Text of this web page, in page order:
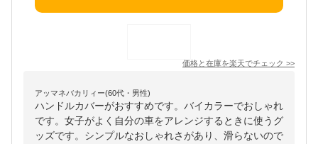
価格と在庫を楽天でチェック >>
アッマネバカリィー(60代・男性)
ハンドルカバーがおすすめです。バイカラーでおしゃれ
です。女子がよく自分の車をアレンジするときに使うグ
ッズです。シンプルなおしゃれさがあり、滑らないので